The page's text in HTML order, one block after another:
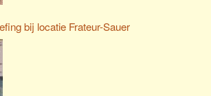
bij locatie Frateur-Sauer